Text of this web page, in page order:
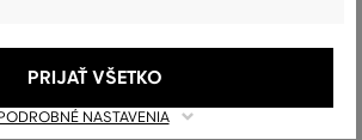
21
NASTAVENIA
PRIJAŤ VŠETKO